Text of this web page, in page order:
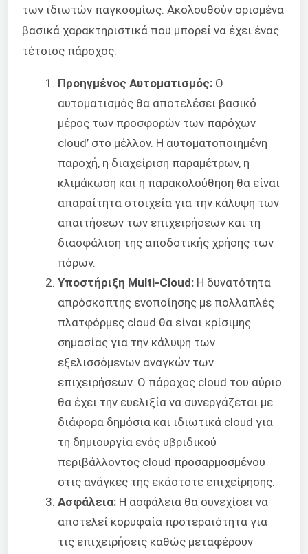
των ιδιωτών παγκοσμίως. Ακολουθούν ορισμένα
βασικά χαρακτηριστικά που μπορεί να έχει ένας
τέτοιος πάροχος:
Προηγμένος Αυτοματισμός: Ο
αυτοματισμός θα αποτελέσει βασικό
μέρος των προσφορών των παρόχων
cloud’ στο μέλλον. Η αυτοματοποιημένη
παροχή, η διαχείριση παραμέτρων, η
κλιμάκωση και η παρακολούθηση θα είναι
απαραίτητα στοιχεία για την κάλυψη των
απαιτήσεων των επιχειρήσεων και τη
διασφάλιση της αποδοτικής χρήσης των
πόρων.
Υποστήριξη Multi-Cloud: Η δυνατότητα
απρόσκοπτης ενοποίησης με πολλαπλές
πλατφόρμες cloud θα είναι κρίσιμης
σημασίας για την κάλυψη των
εξελισσόμενων αναγκών των
επιχειρήσεων. Ο πάροχος cloud του αύριο
θα έχει την ευελιξία να συνεργάζεται με
διάφορα δημόσια και ιδιωτικά cloud για
τη δημιουργία ενός υβριδικού
περιβάλλοντος cloud προσαρμοσμένου
στις ανάγκες της εκάστοτε επιχείρησης.
Ασφάλεια: Η ασφάλεια θα συνεχίσει να
αποτελεί κορυφαία προτεραιότητα για
τις επιχειρήσεις καθώς μεταφέρουν